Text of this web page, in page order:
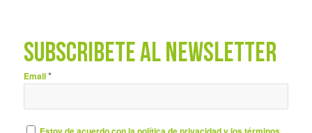
SUBSCRÍBETE AL NEWSLETTER
Email*